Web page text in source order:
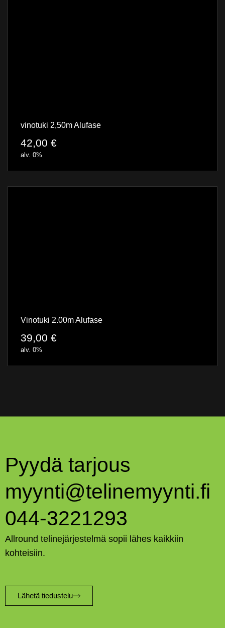
vinotuki 2,50m Alufase
42,00 €
alv. 0%
Vinotuki 2.00m Alufase
39,00 €
alv. 0%
Pyydä tarjous
myynti@telinemyynti.fi
044-3221293
Allround telinejärjestelmä sopii lähes kaikkiin
kohteisiin.
Lähetä tiedustelu